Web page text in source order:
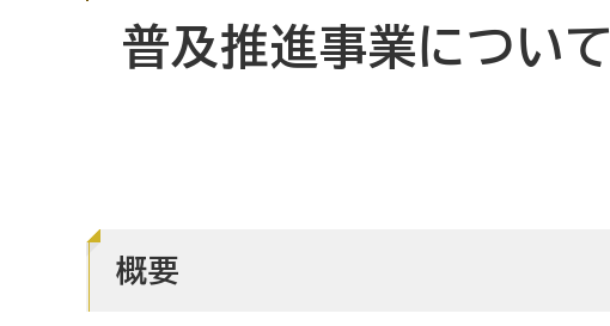
普及推進事業について
概要